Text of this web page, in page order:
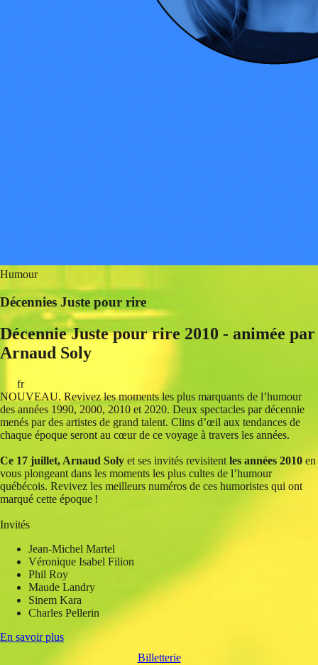
Humour
Décennies Juste pour rire
Décennie Juste pour rire 2010 - animée par
Arnaud Soly
fr
NOUVEAU. Revivez les moments les plus marquants de l’humour
des années 1990, 2000, 2010 et 2020. Deux spectacles par décennie
menés par des artistes de grand talent. Clins d’œil aux tendances de
chaque époque seront au cœur de ce voyage à travers les années.
Ce 17 juillet, Arnaud Soly et ses invités revisitent les années 2010 en
vous plongeant dans les moments les plus cultes de l’humour
québécois. Revivez les meilleurs numéros de ces humoristes qui ont
marqué cette époque !
Invités
Jean-Michel Martel
Véronique Isabel Filion
Phil Roy
Maude Landry
Sinem Kara
Charles Pellerin
En savoir plus
Billetterie